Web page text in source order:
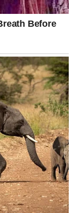
u period više
povezati.
veoma važnu